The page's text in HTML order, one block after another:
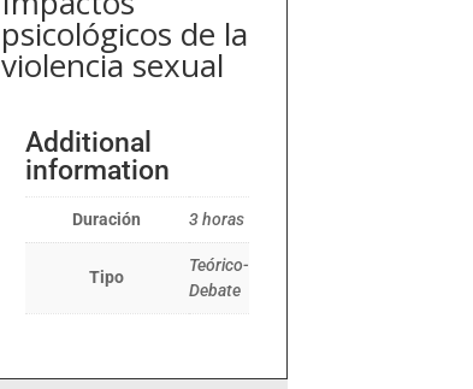
psicológicos de la
violencia sexual
Additional
information
Duración 3 horas
Tipo
Teórico-
Debate